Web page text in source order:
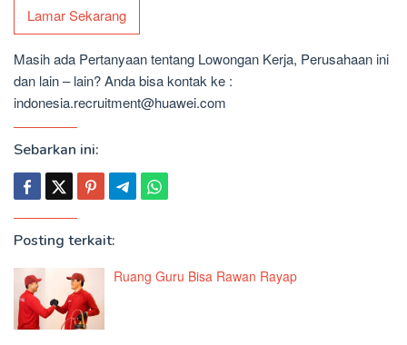
Lamar Sekarang
Masih ada Pertanyaan tentang Lowongan Kerja, Perusahaan ini
dan lain – lain? Anda bisa kontak ke :
indonesia.recruitment@huawei.com
Sebarkan ini:
Posting terkait:
Ruang Guru Bisa Rawan Rayap